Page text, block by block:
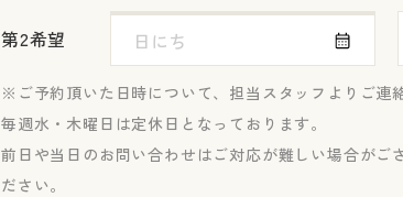
第2希望
ご予約頂いた日時について、担当スタッフよりご連
毎週水・木曜日は定休日となっております。
前日や当日のお問い合わせはご対応が難しい場合がご
ださい。